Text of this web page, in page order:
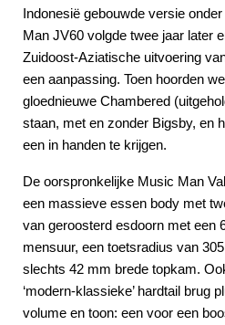
Indonesië gebouwde versie
Man JV60 volgde twee jaar later
Zuidoost-Aziatische uitvoering
een aanpassing. Toen hoorden
gloednieuwe Chambered
staan, met en zonder Bigsby, en
een in handen te krijgen.
De oorspronkelijke Music Man
een massieve essen body met
van geroosterd esdoorn met een
mensuur, een toetsradius van
slechts 42 mm brede topkam.
‘modern-klassieke’ hardtail brug
volume en toon: een voor een